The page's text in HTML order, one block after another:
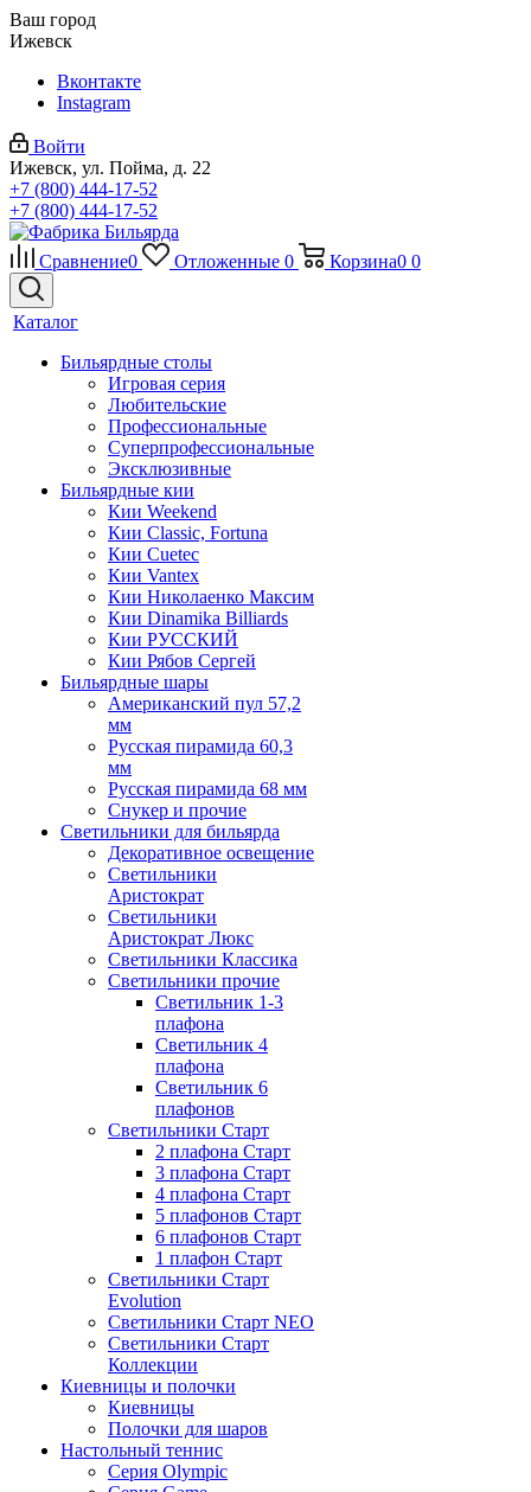
Ваш город
Ижевск
Вконтакте
Instagram
Войти
Ижевск, ул. Пойма, д. 22
+7 (800) 444-17-52
+7 (800) 444-17-52
Сравнение0 Отложенные 0 Корзина0 0
Каталог
Бильярдные столы
Игровая серия
Любительские
Профессиональные
Суперпрофессиональные
Эксклюзивные
Бильярдные кии
Кии Weekend
Кии Classic, Fortuna
Кии Cuetec
Кии Vantex
Кии Николаенко Максим
Кии Dinamika Billiards
Кии РУССКИЙ
Кии Рябов Сергей
Бильярдные шары
Американский пул 57,2
мм
Русская пирамида 60,3
мм
Русская пирамида 68 мм
Снукер и прочие
Светильники для бильярда
Декоративное освещение
Светильники
Аристократ
Светильники
Аристократ Люкс
Светильники Классика
Светильники прочие
Светильник 1-3
плафона
Светильник 4
плафона
Светильник 6
плафонов
Светильники Старт
2 плафона Старт
3 плафона Старт
4 плафона Старт
5 плафонов Старт
6 плафонов Старт
1 плафон Старт
Светильники Старт
Evolution
Светильники Старт NEO
Светильники Старт
Коллекции
Киевницы и полочки
Киевницы
Полочки для шаров
Настольный теннис
Серия Olympic